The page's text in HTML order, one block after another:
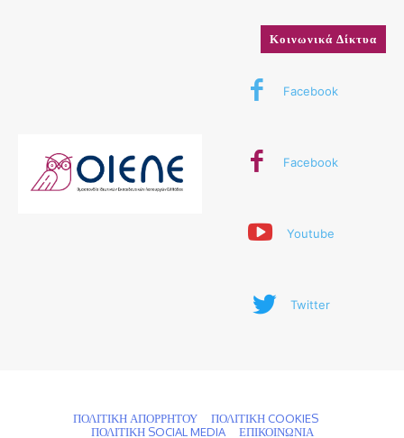
Κοινωνικά Δίκτυα
Facebook
Facebook
Youtube
Twitter
ΠΟΛΙΤΙΚΗ ΑΠΟΡΡΗΤΟΥ
ΠΟΛΙΤΙΚΗ COOKIES
ΠΟΛΙΤΙΚΗ SOCIAL MEDIA
ΕΠΙΚΟΙΝΩΝΙΑ